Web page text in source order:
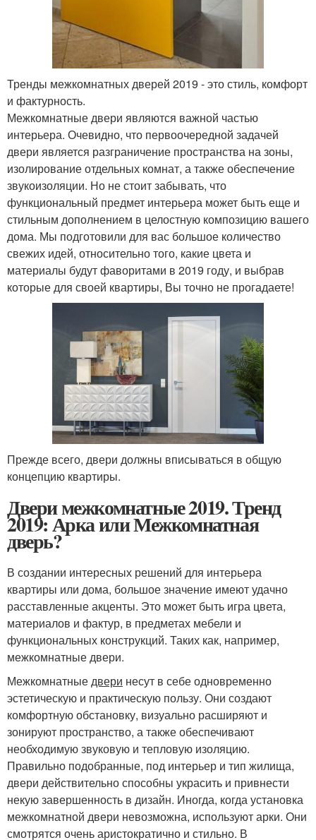
Тренды межкомнатных дверей 2019 - это стиль, комфорт
и фактурность.
Межкомнатные двери являются важной частью
интерьера. Очевидно, что первоочередной задачей
двери является разграничение пространства на зоны,
изолирование отдельных комнат, а также обеспечение
звукоизоляции. Но не стоит забывать, что
функциональный предмет интерьера может быть еще и
стильным дополнением в целостную композицию вашего
дома. Мы подготовили для вас большое количество
свежих идей, относительно того, какие цвета и
материалы будут фаворитами в 2019 году, и выбрав
которые для своей квартиры, Вы точно не прогадаете!
Прежде всего, двери должны вписываться в общую
концепцию квартиры.
Двери межкомнатные 2019. Тренд
2019: Арка или Межкомнатная
дверь?
В создании интересных решений для интерьера
квартиры или дома, большое значение имеют удачно
расставленные акценты. Это может быть игра цвета,
материалов и фактур, в предметах мебели и
функциональных конструкций. Таких как, например,
межкомнатные двери.
Межкомнатныедвери несут в себе одновременно
эстетическую и практическую пользу. Они создают
комфортную обстановку, визуально расширяют и
зонируют пространство, а также обеспечивают
необходимую звуковую и тепловую изоляцию.
Правильно подобранные, под интерьер и тип жилища,
двери действительно способны украсить и привнести
некую завершенность в дизайн. Иногда, когда установка
межкомнатной двери невозможна, используют арки. Они
смотрятся очень аристократично и стильно. В